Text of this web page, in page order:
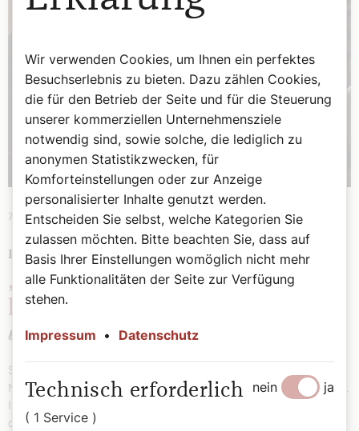
7. Dezember 2025|Papst
PAPSTREISE IN DIE TÜRKEI UND IN DEN LIBANON
„Alte Kontroversen hinter sich
lassen“
Stefan Kronthaler
Seine erste Auslandsreise führte Papst Leo XIV. vom 27.
November bis zum 2. Dezember in die Türkei und in den Libanon.
das Konzil von Nicäa (325).
Wir verwenden Cookies, um Ihnen ein perfektes
Besuchserlebnis zu bieten. Dazu zählen Cookies,
die für den Betrieb der Seite und für die Steuerung
unserer kommerziellen Unternehmensziele
notwendig sind, sowie solche, die lediglich zu
anonymen Statistikzwecken, für
Komforteinstellungen oder zur Anzeige
personalisierter Inhalte genutzt werden.
Entscheiden Sie selbst, welche Kategorien Sie
zulassen möchten. Bitte beachten Sie, dass auf
Basis Ihrer Einstellungen womöglich nicht mehr
alle Funktionalitäten der Seite zur Verfügung
stehen.
Impressum • Datenschutz
Technisch erforderlich
( 1 Service )
nein ja